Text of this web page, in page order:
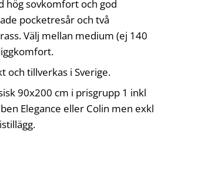
hög sovkomfort och god
pocketresår och två
Välj mellan medium (ej 140
och tillverkas i Sverige.
90x200 cm i prisgrupp 1 inkl
Elegance eller Colin men exkl